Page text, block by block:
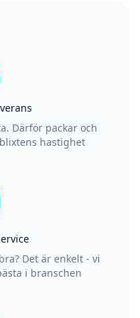
Därför packar och
hastighet
Det är enkelt - vi
i branschen